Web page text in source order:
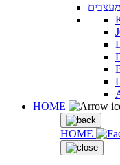
HOME
HOME